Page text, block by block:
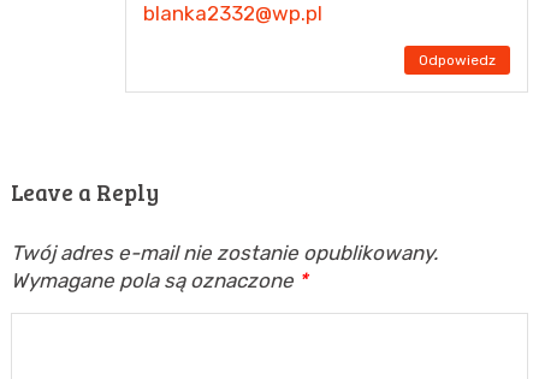
blanka2332@wp.pl
Odpowiedz
Leave a Reply
Twój adres e-mail nie zostanie opublikowany.
Wymagane pola są oznaczone *